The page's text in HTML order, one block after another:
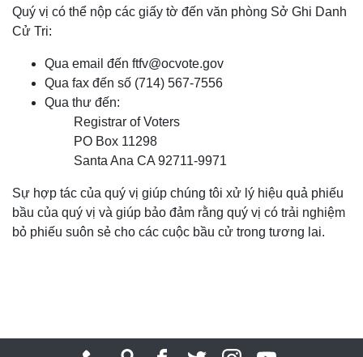
Quý vị có thể nộp các giấy tờ đến văn phòng Sở Ghi Danh
Cử Tri:
Qua email đến ftfv@ocvote.gov
Qua fax đến số (714) 567-7556
Qua thư đến:
Registrar of Voters
PO Box 11298
Santa Ana CA 92711-9971
Sự hợp tác của quý vị giúp chúng tôi xử lý hiệu quả phiếu
bầu của quý vị và giúp bảo đảm rằng quý vị có trải nghiệm
bỏ phiếu suôn sẻ cho các cuộc bầu cử trong tương lai.